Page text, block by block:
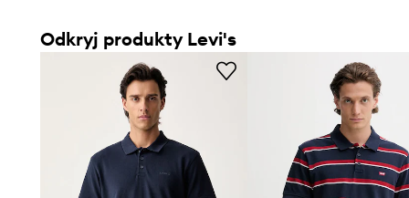
Odkryj produkty Levi's